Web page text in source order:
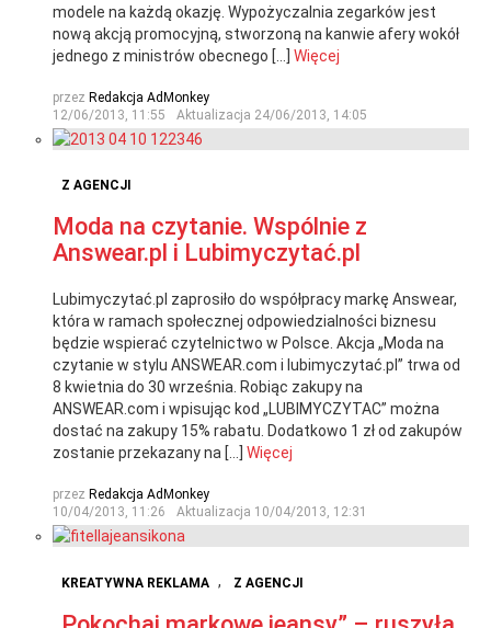
modele na każdą okazję. Wypożyczalnia zegarków jest
nową akcją promocyjną, stworzoną na kanwie afery wokół
jednego z ministrów obecnego […] Więcej
przez Redakcja AdMonkey
12/06/2013, 11:55
Aktualizacja 24/06/2013, 14:05
Z AGENCJI
Moda na czytanie. Wspólnie z
Answear.pl i Lubimyczytać.pl
Lubimyczytać.pl zaprosiło do współpracy markę Answear,
która w ramach społecznej odpowiedzialności biznesu
będzie wspierać czytelnictwo w Polsce. Akcja „Moda na
czytanie w stylu ANSWEAR.com i lubimyczytać.pl” trwa od
8 kwietnia do 30 września. Robiąc zakupy na
ANSWEAR.com i wpisując kod „LUBIMYCZYTAC” można
dostać na zakupy 15% rabatu. Dodatkowo 1 zł od zakupów
zostanie przekazany na […] Więcej
przez Redakcja AdMonkey
10/04/2013, 11:26
Aktualizacja 10/04/2013, 12:31
KREATYWNA REKLAMA , Z AGENCJI